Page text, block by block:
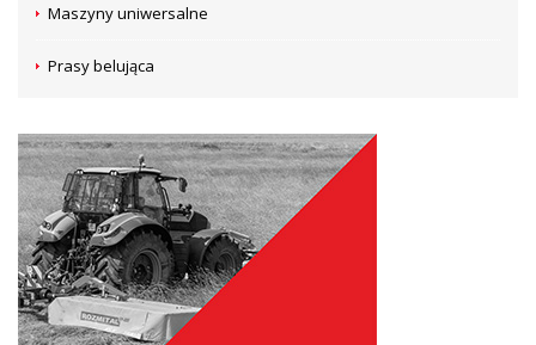
Maszyny uniwersalne
Prasy belująca